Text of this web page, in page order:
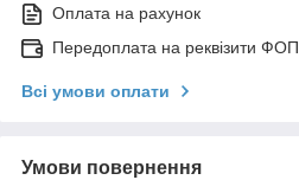
Оплата на рахунок
Передоплата на реквізити ФОП
Всі умови оплати
Умови повернення